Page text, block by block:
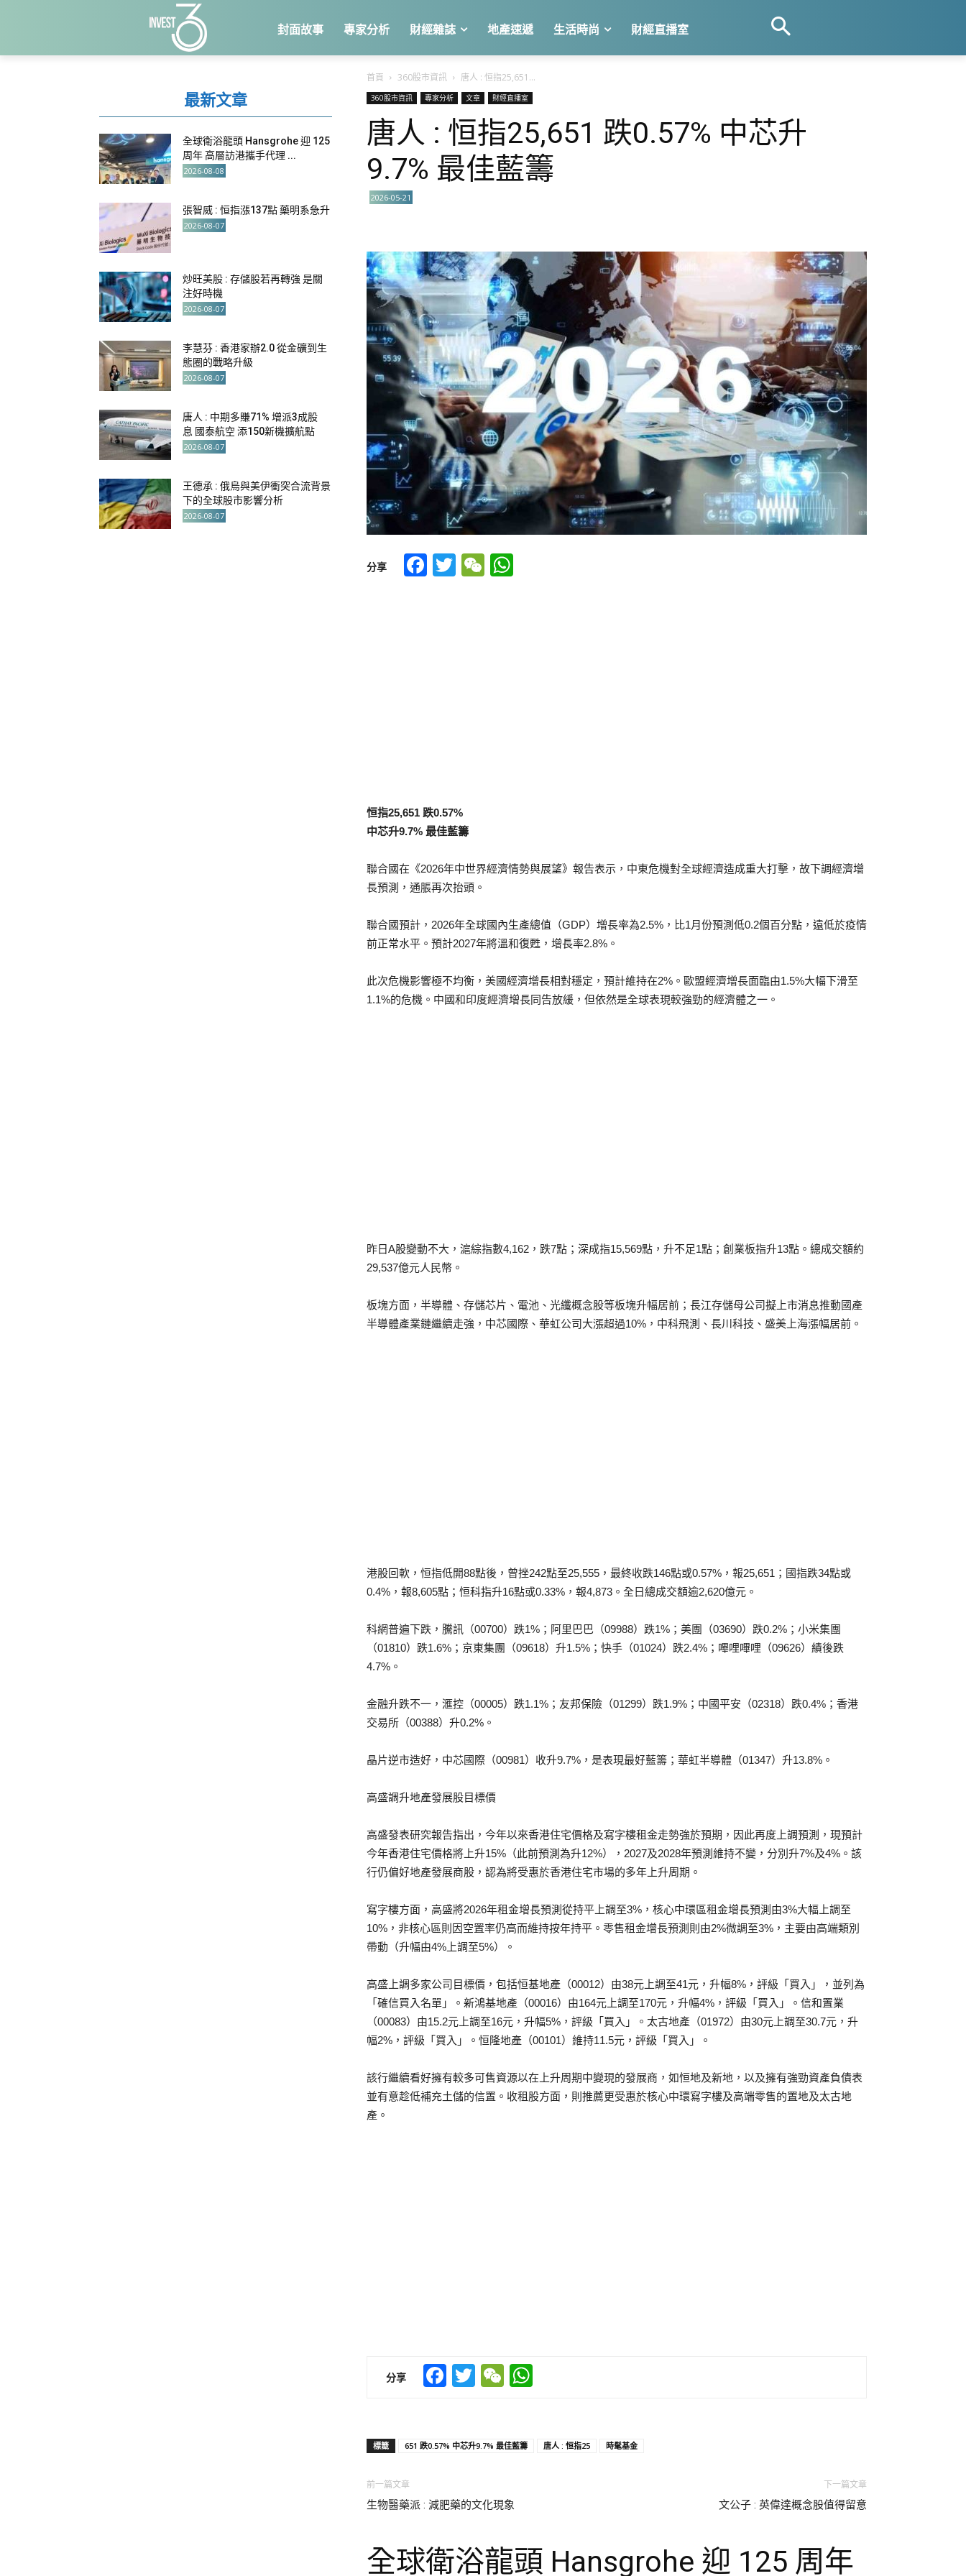
封面故事 專家分析 財經雜誌 地產速遞 生活時尚 財經直播室
首頁 360股市資訊 唐人 : 恒指25,651...
360股市資訊 專家分析 文章 財經直播室
唐人 : 恒指25,651 跌0.57% 中芯升
9.7% 最佳藍籌
2026-05-21
分享 Facebook
TwitterWeChat
恒指25,651 跌0.57%
中芯升9.7% 最佳藍籌
聯合國在《2026年中世界經濟情勢與展望》報告表示，中東危機對全球經濟造成重大打擊，故下調經濟增
長預測，通脹再次抬頭。
聯合國預計，2026年全球國內生產總值（GDP）增長率為2.5%，比1月份預測低0.2個百分點，遠低於疫情
前正常水平。預計2027年將溫和復甦，增長率2.8%。
此次危機影響極不均衡，美國經濟增長相對穩定，預計維持在2%。歐盟經濟增長面臨由1.5%大幅下滑至
1.1%的危機。中國和印度經濟增長同告放緩，但依然是全球表現較強勁的經濟體之一。
昨日A股變動不大，滬綜指數4,162，跌7點；深成指15,569點，升不足1點；創業板指升13點。總成交額約
29,537億元人民幣。
板塊方面，半導體、存儲芯片、電池、光纖概念股等板塊升幅居前；長江存儲母公司擬上市消息推動國產
半導體產業鏈繼續走強，中芯國際、華虹公司大漲超過10%，中科飛測、長川科技、盛美上海漲幅居前。
港股回軟，恒指低開88點後，曾挫242點至25,555，最終收跌146點或0.57%，報25,651；國指跌34點或
0.4%，報8,605點；恒科指升16點或0.33%，報4,873。全日總成交額逾2,620億元。
科網普遍下跌，騰訊（00700）跌1%；阿里巴巴（09988）跌1%；美團（03690）跌0.2%；小米集團
（01810）跌1.6%；京東集團（09618）升1.5%；快手（01024）跌2.4%；嗶哩嗶哩（09626）績後跌
4.7%。
金融升跌不一，滙控（00005）跌1.1%；友邦保險（01299）跌1.9%；中國平安（02318）跌0.4%；香港
交易所（00388）升0.2%。
晶片逆市造好，中芯國際（00981）收升9.7%，是表現最好藍籌；華虹半導體（01347）升13.8%。
高盛調升地產發展股目標價
高盛發表研究報告指出，今年以來香港住宅價格及寫字樓租金走勢強於預期，因此再度上調預測，現預計
今年香港住宅價格將上升15%（此前預測為升12%），2027及2028年預測維持不變，分別升7%及4%。該
行仍偏好地產發展商股，認為將受惠於香港住宅市場的多年上升周期。
寫字樓方面，高盛將2026年租金增長預測從持平上調至3%，核心中環區租金增長預測由3%大幅上調至
10%，非核心區則因空置率仍高而維持按年持平。零售租金增長預測則由2%微調至3%，主要由高端類別
帶動（升幅由4%上調至5%）。
高盛上調多家公司目標價，包括恒基地產（00012）由38元上調至41元，升幅8%，評級「買入」，並列為
「確信買入名單」。新鴻基地產（00016）由164元上調至170元，升幅4%，評級「買入」。信和置業
（00083）由15.2元上調至16元，升幅5%，評級「買入」。太古地產（01972）由30元上調至30.7元，升
幅2%，評級「買入」。恒隆地產（00101）維持11.5元，評級「買入」。
該行繼續看好擁有較多可售資源以在上升周期中變現的發展商，如恒地及新地，以及擁有強勁資產負債表
並有意趁低補充土儲的信置。收租股方面，則推薦更受惠於核心中環寫字樓及高端零售的置地及太古地
產。
分享 Facebook
TwitterWeChat
標籤 651 跌0.57% 中芯升9.7% 最佳藍籌 唐人 : 恒指25 時髦基金
前一篇文章
生物醫藥派 : 減肥藥的文化現象
下一篇文章
文公子 : 英偉達概念股值得留意
全球衛浴龍頭 Hansgrohe 迎 125 周年
最新文章
全球衛浴龍頭 Hansgrohe 迎 125
周年 高層訪港攜手代理 ...
2026-08-08
張智威 : 恒指漲137點 藥明系急升
2026-08-07
炒旺美股 : 存儲股若再轉強 是關
注好時機
2026-08-07
李慧芬 : 香港家辦2.0 從金礦到生
態圈的戰略升級
2026-08-07
唐人 : 中期多賺71% 增派3成股
息 國泰航空 添150新機擴航點
2026-08-07
王德承 : 俄烏與美伊衝突合流背景
下的全球股市影響分析
2026-08-07